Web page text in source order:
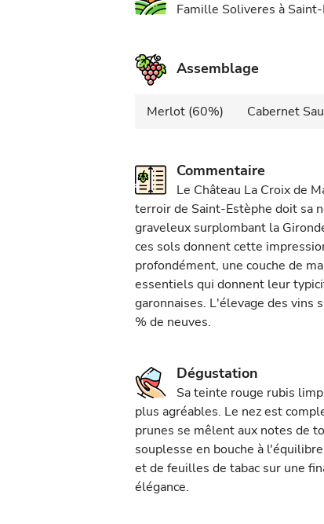
Famille Soliveres à
Assemblage
Merlot (60%) Cabernet
Commentaire
Le Château La Croix de
terroir de Saint-Estèphe doit sa
graveleux surplombant la
ces sols donnent cette
profondément, une couche de
essentiels qui donnent leur
garonnaises. L'élevage des vins
% de neuves.
Dégustation
Sa teinte rouge rubis
plus agréables. Le nez est
prunes se mêlent aux notes de
souplesse en bouche à
et de feuilles de tabac sur une
élégance.